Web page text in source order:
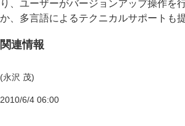
り、ユーザーがバージョンアップ操作を
か、多言語によるテクニカルサポートも
関連情報
(永沢 茂)
2010/6/4 06:00